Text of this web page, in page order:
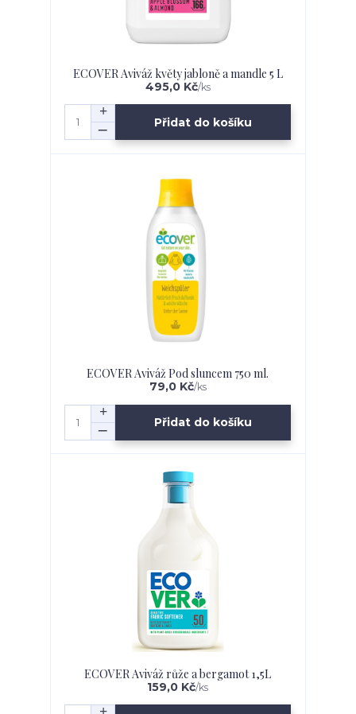
ECOVER Aviváž květy jabloně a mandle 5 L
495,0 Kč/ks
Přidat do košíku
ECOVER Aviváž Pod sluncem 750 ml.
79,0 Kč/ks
Přidat do košíku
ECOVER Aviváž růže a bergamot 1,5L
159,0 Kč/ks